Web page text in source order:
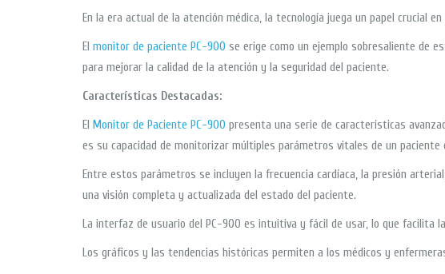
En la era actual de la atención médica, la tecnología juega un papel crucial
El monitor de paciente PC-900 se erige como un ejemplo sobresaliente de
para mejorar la calidad de la atención y la seguridad del paciente.
Características Destacadas:
El Monitor de Paciente PC-900 presenta una serie de características
es su capacidad de monitorizar múltiples parámetros vitales de un paciente
Entre estos parámetros se incluyen la frecuencia cardíaca, la presión
una visión completa y actualizada del estado del paciente.
La interfaz de usuario del PC-900 es intuitiva y fácil de usar, lo que facilita
Los gráficos y las tendencias históricas permiten a los médicos y